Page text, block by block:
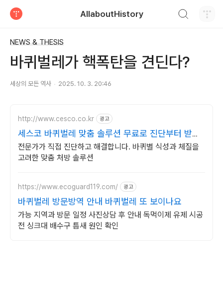
AllaboutHistory
NEWS & THESIS
바퀴벌레가 핵폭탄을 견딘다?
세상의 모든 역사 2025. 10. 3. 20:46
http://www.cesco.co.kr 광고
세스코 바퀴벌레 맞춤 솔루션 무료로 진단부터 받으
세요
전문가가 직접 진단하고 해결합니다. 바퀴별 식성과 체질을
고려한 맞춤 처방 솔루션
https://www.ecoguard119.com/ 광고
바퀴벌레 방문방역 안내 바퀴벌레 또 보이나요
가능 지역과 방문 일정 사진상담 후 안내 독먹이제 유제 시공
전 싱크대 배수구 틈새 원인 확인